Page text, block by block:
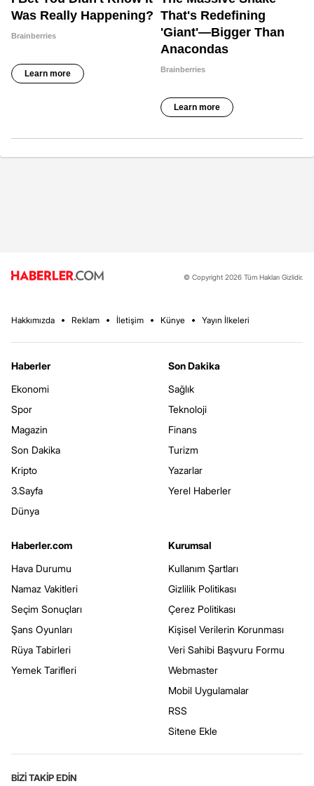
© Copyright 2026 Tüm Hakları Gizlidir.
Hakkımızda Reklam İletişim Künye Yayın İlkeleri
Haberler
Ekonomi
Spor
Magazin
Son Dakika
Kripto
3.Sayfa
Dünya
Son Dakika
Sağlık
Teknoloji
Finans
Turizm
Yazarlar
Yerel Haberler
Haberler.com
Hava Durumu
Namaz Vakitleri
Seçim Sonuçları
Şans Oyunları
Rüya Tabirleri
Yemek Tarifleri
Kurumsal
Kullanım Şartları
Gizlilik Politikası
Çerez Politikası
Kişisel Verilerin Korunması
Veri Sahibi Başvuru Formu
Webmaster
Mobil Uygulamalar
RSS
Sitene Ekle
BİZİ TAKİP EDİN